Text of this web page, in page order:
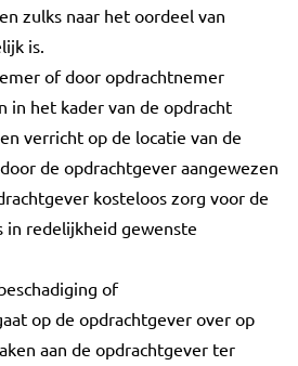
zulks naar het oordeel van
is.
of door opdrachtnemer
in het kader van de opdracht
verricht op de locatie van de
de opdrachtgever aangewezen
kosteloos zorg voor de
in redelijkheid gewenste
of
op de opdrachtgever over op
aan de opdrachtgever ter